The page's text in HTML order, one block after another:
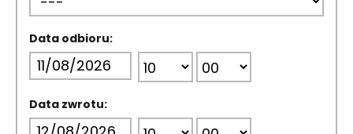
Data odbioru:
Data zwrotu: